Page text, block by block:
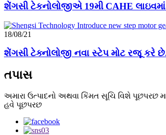
શેંગસી ટેકનોલોજીએ 19મી CAHE
18/08/21
શેંગસી ટેક્નોલોજી નવા સ્ટેપ મોટ રજૂ કરે
તપાસ
અમારા ઉત્પાદનો અથવા કિંમત સૂચિ વિશે પૂછપરછ
હવે પૂછપરછ